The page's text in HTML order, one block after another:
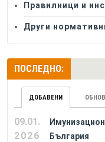
Правилници и
Други
ПОСЛЕДНО:
ДОБАВЕНИ
09.01.
2026
България